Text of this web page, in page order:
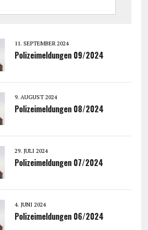
11. SEPTEMBER 2024
Polizeimeldungen 09/2024
9. AUGUST 2024
Polizeimeldungen 08/2024
29. JULI 2024
Polizeimeldungen 07/2024
4. JUNI 2024
Polizeimeldungen 06/2024